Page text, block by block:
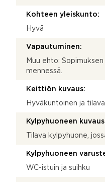
Kohteen yleiskunto:
Hyvä
Vapautuminen:
Muu ehto:
mennessä.
Keittiön kuvaus:
Hyväkuntoinen ja
Kylpyhuoneen
Tilava kylpyhuone,
Kylpyhuoneen
WC-istuin ja suihku